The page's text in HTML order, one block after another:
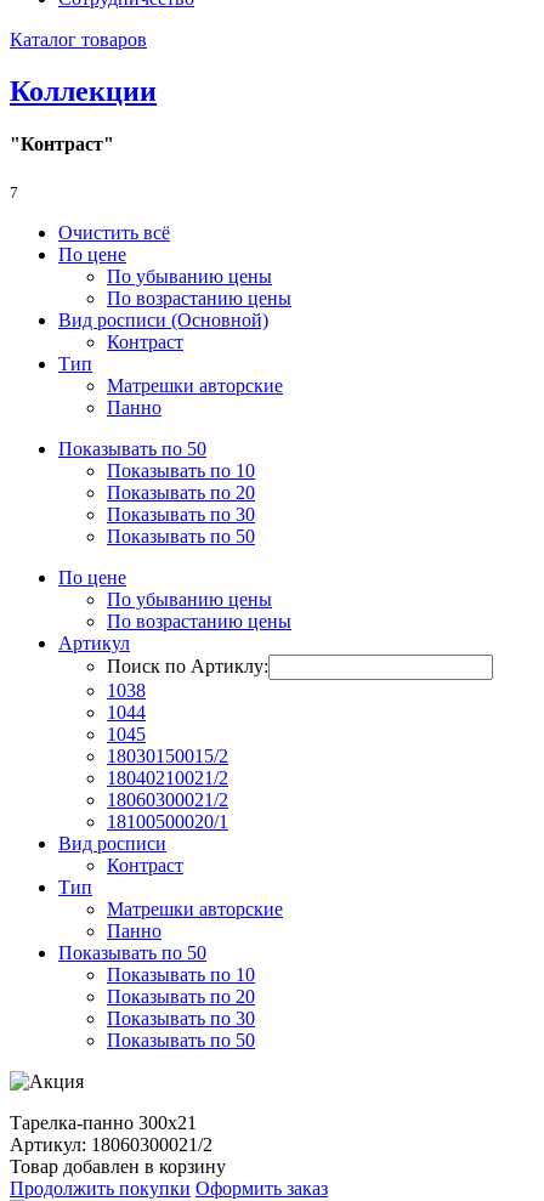
Каталог товаров
Коллекции
"Контраст"
7
Очистить всё
По цене
По убыванию цены
По возрастанию цены
Вид росписи (Основной)
Контраст
Тип
Матрешки авторские
Панно
Показывать по 50
Показывать по 10
Показывать по 20
Показывать по 30
Показывать по 50
По цене
По убыванию цены
По возрастанию цены
Артикул
Поиск по Артиклу:
1038
1044
1045
18030150015/2
18040210021/2
18060300021/2
18100500020/1
Вид росписи
Контраст
Тип
Матрешки авторские
Панно
Показывать по 50
Показывать по 10
Показывать по 20
Показывать по 30
Показывать по 50
Тарелка-панно 300х21
Артикул: 18060300021/2
Товар добавлен в корзину
Продолжить покупки Оформить заказ